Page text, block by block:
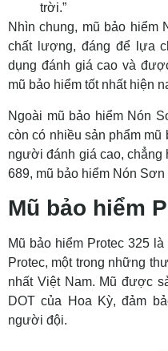
trời.”
Nhìn chung, mũ bảo hiểm
chất lượng, đáng để lựa
dụng đánh giá cao và
mũ bảo hiểm tốt nhất hiện
Ngoài mũ bảo hiểm Nón
còn có nhiều sản phẩm
người đánh giá cao, chẳng
689, mũ bảo hiểm Nón
Mũ bảo hiểm
Mũ bảo hiểm Protec 325
Protec, một trong những
nhất Việt Nam. Mũ được
DOT của Hoa Kỳ, đảm
người đội.